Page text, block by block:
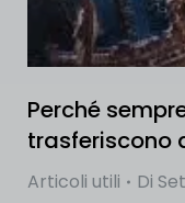
Perché
trasferiscono
Articoli utili Di